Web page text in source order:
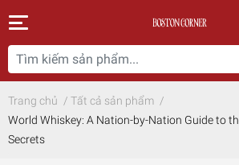
Trang chủ / Tất cả sản phẩm /
World Whiskey: A Nation-by-Nation Guide to
Secrets